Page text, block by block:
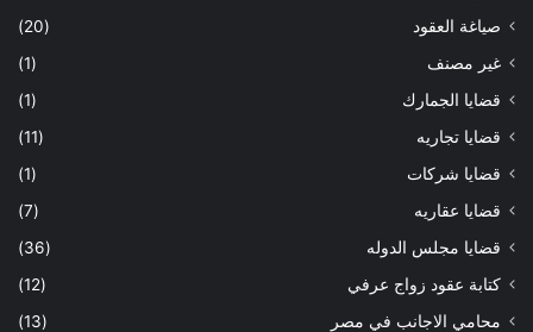
صياغة العقود
(20)
غير مصنف
(1)
قضايا الجمارك
(1)
قضايا تجاريه
(11)
قضايا شركات
(1)
قضايا عقاريه
(7)
قضايا مجلس الدوله
(36)
كتابة عقود زواج عرفي
(12)
محامي الاجانب في مصر
(13)